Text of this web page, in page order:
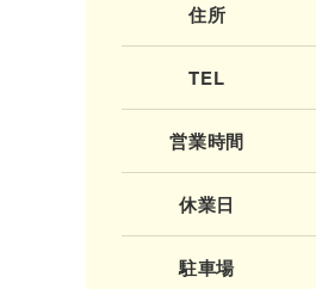
住所
TEL
営業時間
休業日
駐車場